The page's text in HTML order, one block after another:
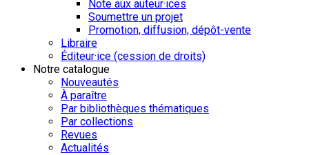
Note aux auteur·ices
Soumettre un projet
Promotion, diffusion, dépôt-vente
Libraire
Éditeur·ice (cession de droits)
Notre catalogue
Nouveautés
À paraître
Par bibliothèques thématiques
Par collections
Revues
Actualités